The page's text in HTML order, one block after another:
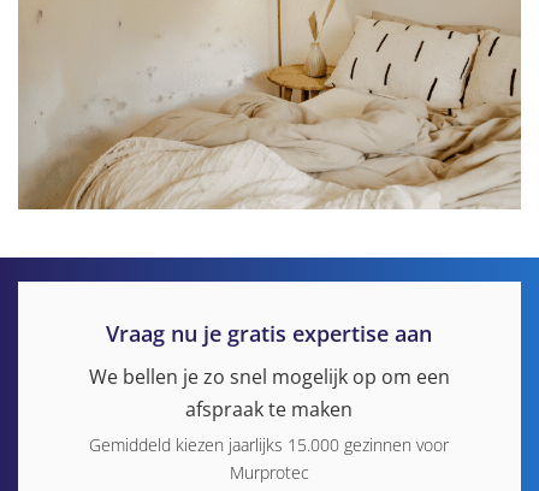
Vraag nu je gratis expertise aan
We bellen je zo snel mogelijk op om een
afspraak te maken
Gemiddeld kiezen jaarlijks 15.000 gezinnen voor
Murprotec